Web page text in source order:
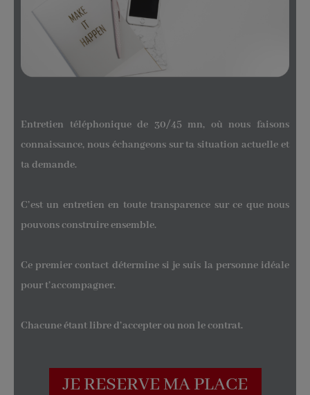
Entretien téléphonique de 30/45 mn, où nous faisons
connaissance, nous échangeons sur ta situation actuelle et
ta demande.
C’est un entretien en toute transparence sur ce que nous
pouvons construire ensemble.
Ce premier contact détermine si je suis la personne idéale
pour t’accompagner.
Chacune étant libre d’accepter ou non le contrat.
JE RESERVE MA PLACE